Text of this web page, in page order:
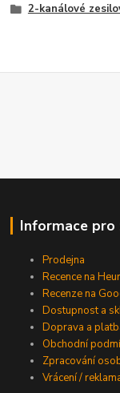
2-kanálové
Informace pro
Prodejna
Recence na
Recenze na
Dostupnost a
Doprava a
Obchodní
Zpracování
Vrácení /